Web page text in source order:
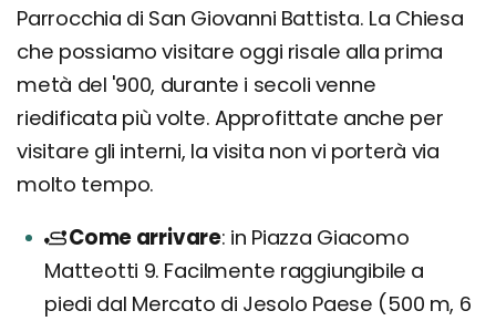
Parrocchia di San Giovanni Battista. La Chiesa
che possiamo visitare oggi risale alla prima
metà del '900, durante i secoli venne
riedificata più volte. Approfittate anche per
visitare gli interni, la visita non vi porterà via
molto tempo.
Come arrivare in Piazza Giacomo
Matteotti 9. Facilmente raggiungibile a
piedi dal Mercato di Jesolo Paese (500 m, 6